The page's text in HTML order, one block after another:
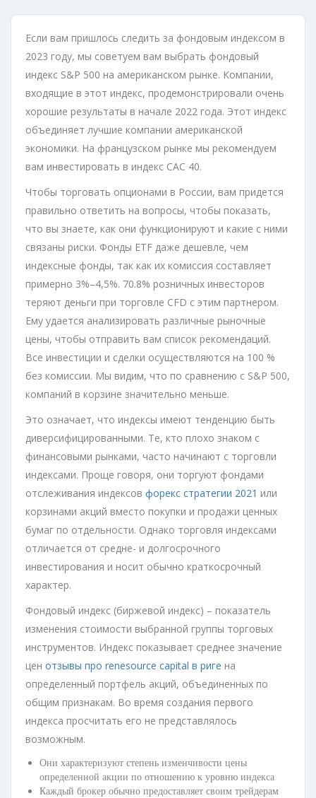
Если вам пришлось следить за фондовым индексом в
2023 году, мы советуем вам выбрать фондовый
индекс S&P 500 на американском рынке. Компании,
входящие в этот индекс, продемонстрировали очень
хорошие результаты в начале 2022 года. Этот индекс
объединяет лучшие компании американской
экономики. На французском рынке мы рекомендуем
вам инвестировать в индекс CAC 40.
Чтобы торговать опционами в России, вам придется
правильно ответить на вопросы, чтобы показать,
что вы знаете, как они функционируют и какие с ними
связаны риски. Фонды ETF даже дешевле, чем
индексные фонды, так как их комиссия составляет
примерно 3%–4,5%. 70.8% розничных инвесторов
теряют деньги при торговле CFD с этим партнером.
Ему удается анализировать различные рыночные
цены, чтобы отправить вам список рекомендаций.
Все инвестиции и сделки осуществляются на 100 %
без комиссии. Мы видим, что по сравнению с S&P 500,
компаний в корзине значительно меньше.
Это означает, что индексы имеют тенденцию быть
диверсифицированными. Те, кто плохо знаком с
финансовыми рынками, часто начинают с торговли
индексами. Проще говоря, они торгуют фондами
отслеживания индексов форекс стратегии 2021 или
корзинами акций вместо покупки и продажи ценных
бумаг по отдельности. Однако торговля индексами
отличается от средне- и долгосрочного
инвестирования и носит обычно краткосрочный
характер.
Фондовый индекс (биржевой индекс) – показатель
изменения стоимости выбранной группы торговых
инструментов. Индекс показывает среднее значение
цен отзывы про renesource capital в риге на
определенный портфель акций, объединенных по
общим признакам. Во время создания первого
индекса просчитать его не представлялось
возможным.
Они характеризуют степень изменчивости цены
определенной акции по отношению к уровню индекса.
Каждый брокер обычно предоставляет своим трейдерам